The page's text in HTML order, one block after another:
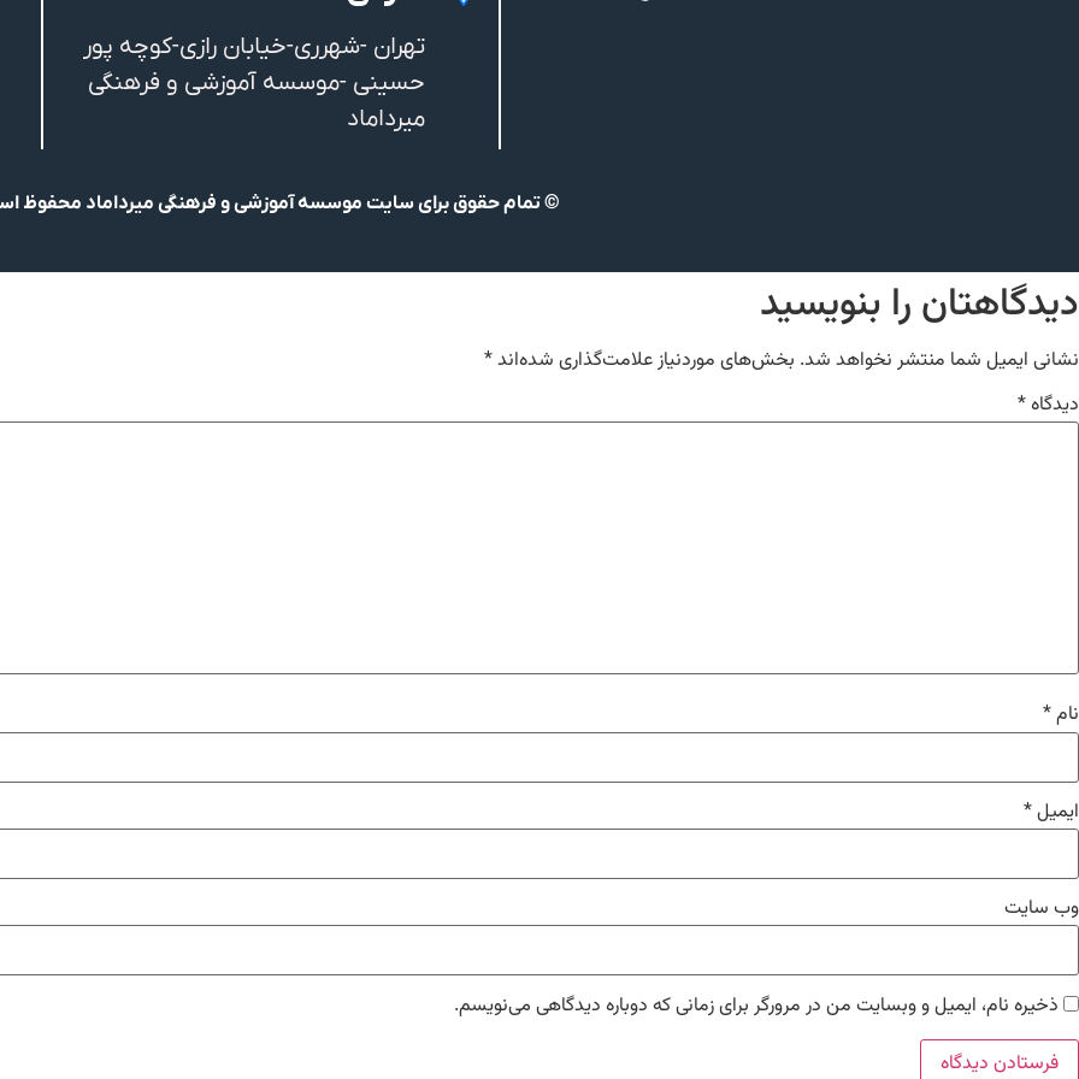
تهران -شهرری-خیابان رازی-کوچه پور
حسینی -موسسه آموزشی و فرهنگی
میرداماد
© تمام حقوق برای سایت موسسه آموزشی و فرهنگی میرداماد محفوظ
دیدگاهتان را بنویسید
نشانی ایمیل شما منتشر نخواهد شد. بخش‌های موردنیاز علامت‌گذاری شده‌اند*
دیدگاه*
نام*
ایمیل*
وب‌ سایت
ذخیره نام، ایمیل و وبسایت من در مرورگر برای زمانی که دوباره دیدگاهی می‌نویسم.